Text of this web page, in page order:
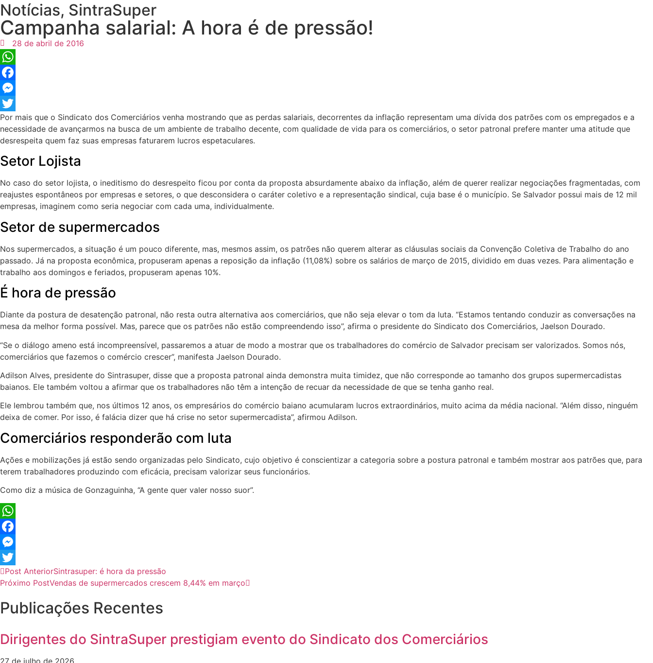
Notícias, SintraSuper
Campanha salarial: A hora é de pressão!
28 de abril de 2016
WhatsApp
Facebook
Messenger
Twitter
Por mais que o Sindicato dos Comerciários venha mostrando que as perdas salariais, decorrentes da inflação representam uma dívida dos patrões com os empregados e a
necessidade de avançarmos na busca de um ambiente de trabalho decente, com qualidade de vida para os comerciários, o setor patronal prefere manter uma atitude que
desrespeita quem faz suas empresas faturarem lucros espetaculares.
Setor Lojista
No caso do setor lojista, o ineditismo do desrespeito ficou por conta da proposta absurdamente abaixo da inflação, além de querer realizar negociações fragmentadas, com
reajustes espontâneos por empresas e setores, o que desconsidera o caráter coletivo e a representação sindical, cuja base é o município. Se Salvador possui mais de 12 mil
empresas, imaginem como seria negociar com cada uma, individualmente.
Setor de supermercados
Nos supermercados, a situação é um pouco diferente, mas, mesmos assim, os patrões não querem alterar as cláusulas sociais da Convenção Coletiva de Trabalho do ano
passado. Já na proposta econômica, propuseram apenas a reposição da inflação (11,08%) sobre os salários de março de 2015, dividido em duas vezes. Para alimentação e
trabalho aos domingos e feriados, propuseram apenas 10%.
É hora de pressão
Diante da postura de desatenção patronal, não resta outra alternativa aos comerciários, que não seja elevar o tom da luta. “Estamos tentando conduzir as conversações na
mesa da melhor forma possível. Mas, parece que os patrões não estão compreendendo isso”, afirma o presidente do Sindicato dos Comerciários, Jaelson Dourado.
“Se o diálogo ameno está incompreensível, passaremos a atuar de modo a mostrar que os trabalhadores do comércio de Salvador precisam ser valorizados. Somos nós,
comerciários que fazemos o comércio crescer”, manifesta Jaelson Dourado.
Adilson Alves, presidente do Sintrasuper, disse que a proposta patronal ainda demonstra muita timidez, que não corresponde ao tamanho dos grupos supermercadistas
baianos. Ele também voltou a afirmar que os trabalhadores não têm a intenção de recuar da necessidade de que se tenha ganho real.
Ele lembrou também que, nos últimos 12 anos, os empresários do comércio baiano acumularam lucros extraordinários, muito acima da média nacional. “Além disso, ninguém
deixa de comer. Por isso, é falácia dizer que há crise no setor supermercadista”, afirmou Adilson.
Comerciários responderão com luta
Ações e mobilizações já estão sendo organizadas pelo Sindicato, cujo objetivo é conscientizar a categoria sobre a postura patronal e também mostrar aos patrões que, para
terem trabalhadores produzindo com eficácia, precisam valorizar seus funcionários.
Como diz a música de Gonzaguinha, “A gente quer valer nosso suor”.
WhatsApp
Facebook
Messenger
Twitter
Post AnteriorSintrasuper: é hora da pressão
Próximo PostVendas de supermercados crescem 8,44% em março
Publicações Recentes
Dirigentes do SintraSuper prestigiam evento do Sindicato dos Comerciários
27 de julho de 2026